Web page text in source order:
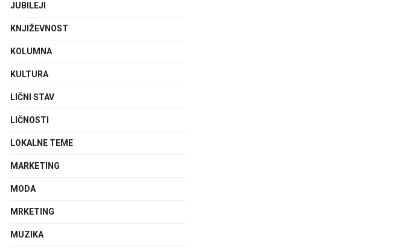
JUBILEJI
KNJIŽEVNOST
KOLUMNA
KULTURA
LIČNI STAV
LIČNOSTI
LOKALNE TEME
MARKETING
MODA
MRKETING
MUZIKA